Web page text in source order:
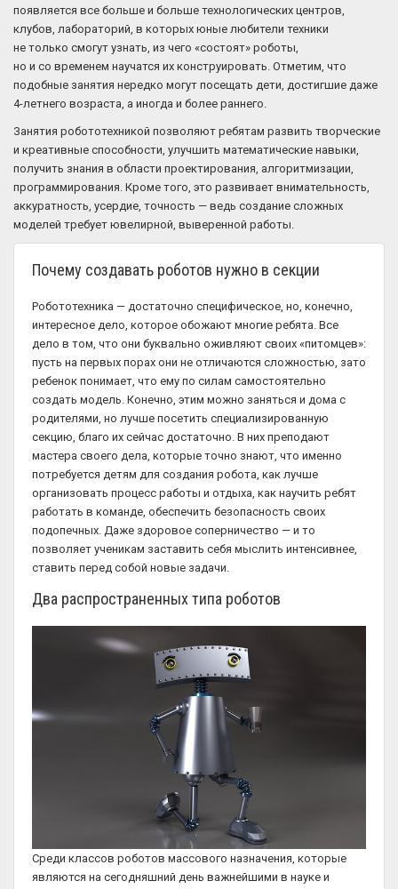
появляется все больше и больше технологических центров,
клубов, лабораторий, в которых юные любители техники
не только смогут узнать, из чего «состоят» роботы,
но и со временем научатся их конструировать. Отметим, что
подобные занятия нередко могут посещать дети, достигшие даже
4-летнего возраста, а иногда и более раннего.
Занятия робототехникой позволяют ребятам развить творческие
и креативные способности, улучшить математические навыки,
получить знания в области проектирования, алгоритмизации,
программирования. Кроме того, это развивает внимательность,
аккуратность, усердие, точность — ведь создание сложных
моделей требует ювелирной, выверенной работы.
Почему создавать роботов нужно в секции
Робототехника — достаточно специфическое, но, конечно,
интересное дело, которое обожают многие ребята. Все
дело в том, что они буквально оживляют своих «питомцев»:
пусть на первых порах они не отличаются сложностью, зато
ребенок понимает, что ему по силам самостоятельно
создать модель. Конечно, этим можно заняться и дома с
родителями, но лучше посетить специализированную
секцию, благо их сейчас достаточно. В них преподают
мастера своего дела, которые точно знают, что именно
потребуется детям для создания робота, как лучше
организовать процесс работы и отдыха, как научить ребят
работать в команде, обеспечить безопасность своих
подопечных. Даже здоровое соперничество — и то
позволяет ученикам заставить себя мыслить интенсивнее,
ставить перед собой новые задачи.
Два распространенных типа роботов
Среди классов роботов массового назначения, которые
являются на сегодняшний день важнейшими в науке и